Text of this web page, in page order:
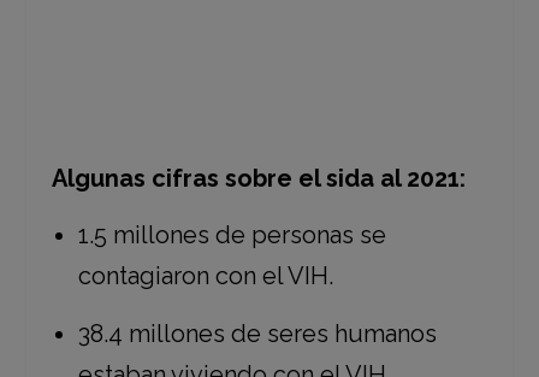
Algunas cifras sobre el sida al 2021:
1.5 millones de personas se
contagiaron con el VIH.
38.4 millones de seres humanos